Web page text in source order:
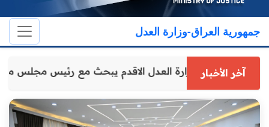
جمهورية العراق-وزارة العدل
آخر الأخباروكيل وزارة العدل الاقدم يبحث مع رئيس مجلس